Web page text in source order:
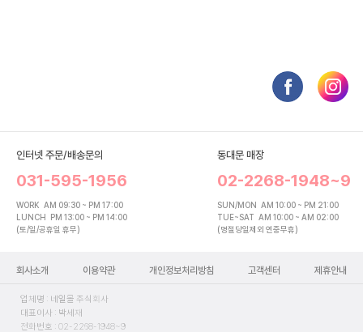
인터넷 주문/배송문의
031-595-1956
WORK AM 09:30 ~ PM 17:00
LUNCH
PM 13:00 ~ PM 14:00
(토/일/공휴일 휴무)
동대문 매장
02-2268-1948~9
SUN/MON AM 10:00 ~ PM 21:00
TUE~SAT AM 10:00 ~ AM 02:00
(명절당일제외 연중무휴)
회사소개 이용약관 개인정보처리방침 고객센터 제휴안내
업체명 : 네일몰 주식회사
대표이사 : 박세재
전화번호 : 02-2268-1948~9